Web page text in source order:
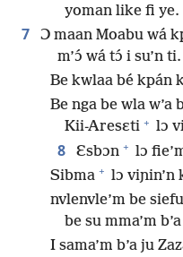
yoman like fi ye.
7
Ɔ maan Moabu wá
m’ɔ́ wá tɔ́ i su’n ti.
Be kwlaa bé kpán
Be nga be wla w’a
Kii-Aresɛti + lɔ
8 Ɛsbɔn + lɔ
Sibma + lɔ viɲin’n
nvlenvle’m be
be su mma’m
I sama’m b’a ju